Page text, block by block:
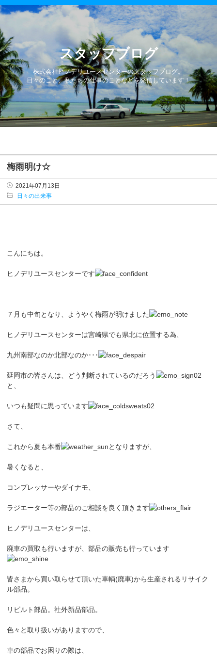
スタッフブログ
株式会社ヒノデリユースセンターのスタッフブログ。
日々のこと、私たちの仕事のことなどを発信しています！
梅雨明け☆
2021年07月13日
日々の出来事
こんにちは。
ヒノデリユースセンターです
７月も中旬となり、ようやく梅雨が明けました
ヒノデリユースセンターは宮崎県でも県北に位置する為、
九州南部なのか北部なのか･･･
延岡市の皆さんは、どう判断されているのだろう
と、
いつも疑問に思っています
さて、
これから夏も本番 となりますが、
暑くなると、
コンプレッサーやダイナモ、
ラジエーター等の部品のご相談を良く頂きます
ヒノデリユースセンターは、
廃車の買取も行いますが、部品の販売も行っています
皆さまから買い取らせて頂いた車輌(廃車)から生産されるリサイク
ル部品。
リビルト部品。社外新品部品。
色々と取り扱いがありますので、
車の部品でお困りの際は、